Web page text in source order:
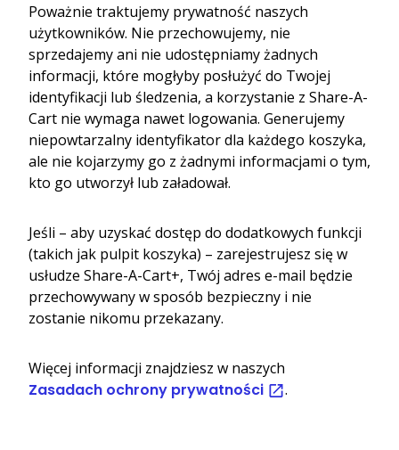
Poważnie traktujemy prywatność naszych
użytkowników. Nie przechowujemy, nie
sprzedajemy ani nie udostępniamy żadnych
informacji, które mogłyby posłużyć do Twojej
identyfikacji lub śledzenia, a korzystanie z Share-A-
Cart nie wymaga nawet logowania. Generujemy
niepowtarzalny identyfikator dla każdego koszyka,
ale nie kojarzymy go z żadnymi informacjami o tym,
kto go utworzył lub załadował.
Jeśli – aby uzyskać dostęp do dodatkowych funkcji
(takich jak pulpit koszyka) – zarejestrujesz się w
usłudze Share-A-Cart+, Twój adres e-mail będzie
przechowywany w sposób bezpieczny i nie
zostanie nikomu przekazany.
Więcej informacji znajdziesz w naszych
Zasadach ochrony prywatności .